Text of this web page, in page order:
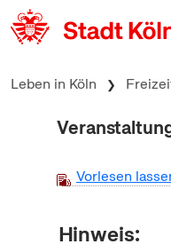
zum Inhalt springen
Leben in Köln
Vorlesen
Hinweis: